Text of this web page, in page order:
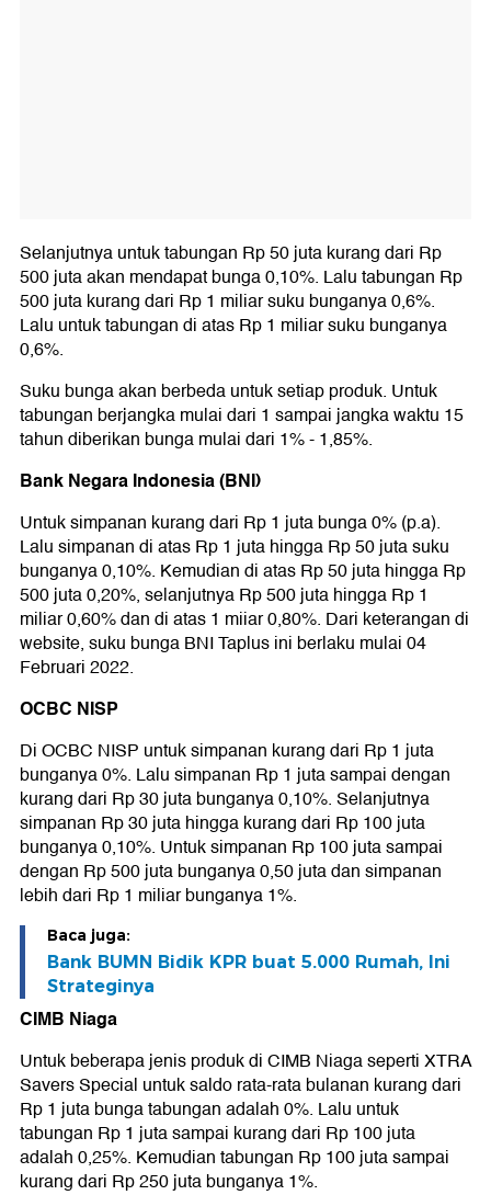
Selanjutnya untuk tabungan Rp 50 juta kurang dari Rp
500 juta akan mendapat bunga 0,10%. Lalu tabungan Rp
500 juta kurang dari Rp 1 miliar suku bunganya 0,6%.
Lalu untuk tabungan di atas Rp 1 miliar suku bunganya
0,6%.
Suku bunga akan berbeda untuk setiap produk. Untuk
tabungan berjangka mulai dari 1 sampai jangka waktu 15
tahun diberikan bunga mulai dari 1% - 1,85%.
Bank Negara Indonesia (BNI)
Untuk simpanan kurang dari Rp 1 juta bunga 0% (p.a).
Lalu simpanan di atas Rp 1 juta hingga Rp 50 juta suku
bunganya 0,10%. Kemudian di atas Rp 50 juta hingga Rp
500 juta 0,20%, selanjutnya Rp 500 juta hingga Rp 1
miliar 0,60% dan di atas 1 miiar 0,80%. Dari keterangan di
website, suku bunga BNI Taplus ini berlaku mulai 04
Februari 2022.
OCBC NISP
Di OCBC NISP untuk simpanan kurang dari Rp 1 juta
bunganya 0%. Lalu simpanan Rp 1 juta sampai dengan
kurang dari Rp 30 juta bunganya 0,10%. Selanjutnya
simpanan Rp 30 juta hingga kurang dari Rp 100 juta
bunganya 0,10%. Untuk simpanan Rp 100 juta sampai
dengan Rp 500 juta bunganya 0,50 juta dan simpanan
lebih dari Rp 1 miliar bunganya 1%.
Baca juga:
Bank BUMN Bidik KPR buat 5.000 Rumah, Ini
Strateginya
CIMB Niaga
Untuk beberapa jenis produk di CIMB Niaga seperti XTRA
Savers Special untuk saldo rata-rata bulanan kurang dari
Rp 1 juta bunga tabungan adalah 0%. Lalu untuk
tabungan Rp 1 juta sampai kurang dari Rp 100 juta
adalah 0,25%. Kemudian tabungan Rp 100 juta sampai
kurang dari Rp 250 juta bunganya 1%.